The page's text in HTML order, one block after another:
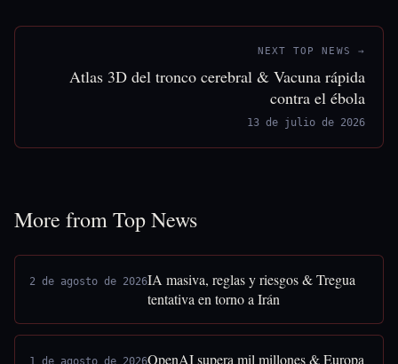
NEXT TOP NEWS →
Atlas 3D del tronco cerebral & Vacuna rápida
contra el ébola
13 de julio de 2026
More from Top News
2 de agosto de 2026IA masiva, reglas y riesgos & Tregua
tentativa en torno a Irán
1 de agosto de 2026OpenAI supera mil millones & Europa